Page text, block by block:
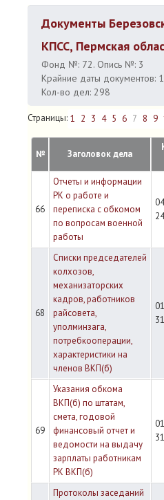
Документы
КПСС, Пермская
Фонд №: 72. Опись №: 3
Крайние даты документов:
Кол-во дел: 298
Страницы: 1 2 3 4 5 6 7 8 9
№ Заголовок дела
66
Отчеты и информации
РК о работе и
переписка с обкомом
по вопросам военной
работы
68
Списки председателей
колхозов,
механизаторских
кадров, работников
райсовета,
уполминзага,
потребкооперации,
характеристики на
членов ВКП(б)
69
Указания обкома
ВКП(б) по штатам,
смета, годовой
финансовый отчет и
ведомости на выдачу
зарплаты работникам
РК ВКП(б)
Протоколы заседаний